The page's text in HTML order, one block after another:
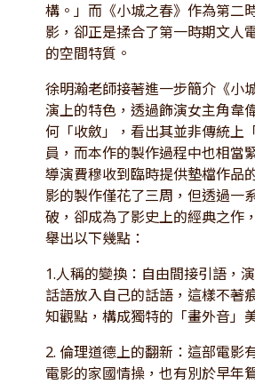
構。」而《小城之春》作為第二
影，卻正是揉合了第一時期文人
的空間特質。
徐明瀚老師接著進一步簡介《小
演上的特色，透過飾演女主角韋
何「收斂」，看出其並非傳統上
員，而本作的製作過程中也相當
導演費穆收到臨時提供墊檔作品
影的製作僅花了三周，但透過一
破，卻成為了影史上的經典之作
舉出以下幾點：
1.人稱的變換：自由間接引語，
話語放入自己的話語，這樣不著
知觀點，構成獨特的「畫外音」
2. 倫理道德上的翻新：這部電影
電影的家國情操，也有別於早年